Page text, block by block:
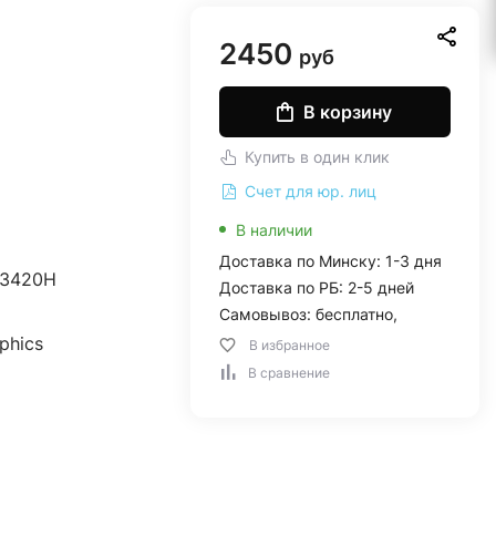
2450 руб
В корзину
Купить в один клик
Счет для юр. лиц
В наличии
Доставка по Минску: 1-3 дня
Доставка по РБ: 2-5 дней
Самовывоз: бесплатно,
В избранное
В сравнение